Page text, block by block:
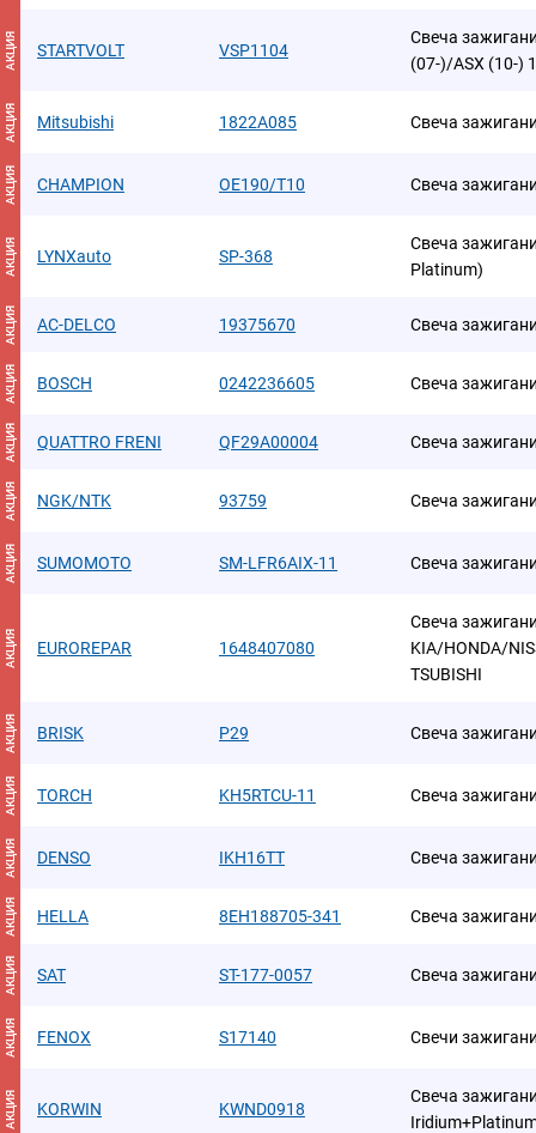
АКЦИЯ STARTVOLT VSP1104
Свеча
(07-)/ASX (10-)
АКЦИЯ Mitsubishi 1822A085 Свеча
АКЦИЯ CHAMPION OE190/T10 Свеча
АКЦИЯ LYNXauto SP-368
Свеча
Platinum)
АКЦИЯ AC-DELCO 19375670 Свеча
АКЦИЯ BOSCH 0242236605 Свеча
АКЦИЯ QUATTRO FRENI QF29A00004 Свеча
АКЦИЯ NGK/NTK 93759 Свеча
АКЦИЯ SUMOMOTO SM-LFR6AIX-11 Свеча
АКЦИЯ EUROREPAR 1648407080
Свеча
KIA/HONDA/
TSUBISHI
АКЦИЯ BRISK P29 Свеча
АКЦИЯ TORCH KH5RTCU-11 Свеча
АКЦИЯ DENSO IKH16TT Свеча
АКЦИЯ HELLA 8EH188705-341 Свеча
АКЦИЯ SAT ST-177-0057 Свеча
АКЦИЯ FENOX S17140 Свечи
АКЦИЯ KORWIN KWND0918
Свеча